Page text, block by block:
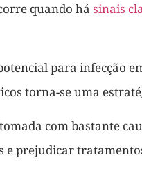
quando há sinais
para infecção
torna-se uma
com bastante
e prejudicar